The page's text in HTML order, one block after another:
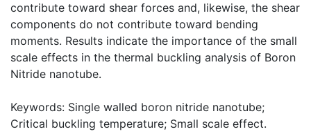
contribute toward shear forces and, likewise, the shear
components do not contribute toward bending
moments. Results indicate the importance of the small
scale effects in the thermal buckling analysis of Boron
Nitride nanotube.
Keywords: Single walled boron nitride nanotube;
Critical buckling temperature; Small scale effect.